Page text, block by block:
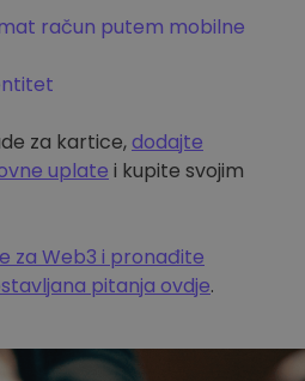
račun putem mobilne
za kartice,dodajte
uplate i kupite svojim
za Web3 i pronađite
pitanja ovdje.